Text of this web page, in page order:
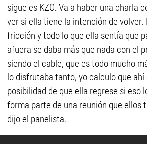
sigue es KZO. Va a haber una charla
ver si ella tiene la intención de volver.
fricción y todo lo que ella sentía que
afuera se daba más que nada con el
siendo el cable, que es todo mucho
lo disfrutaba tanto, yo calculo que ahí
posibilidad de que ella regrese si eso
forma parte de una reunión que ellos
dijo el panelista.